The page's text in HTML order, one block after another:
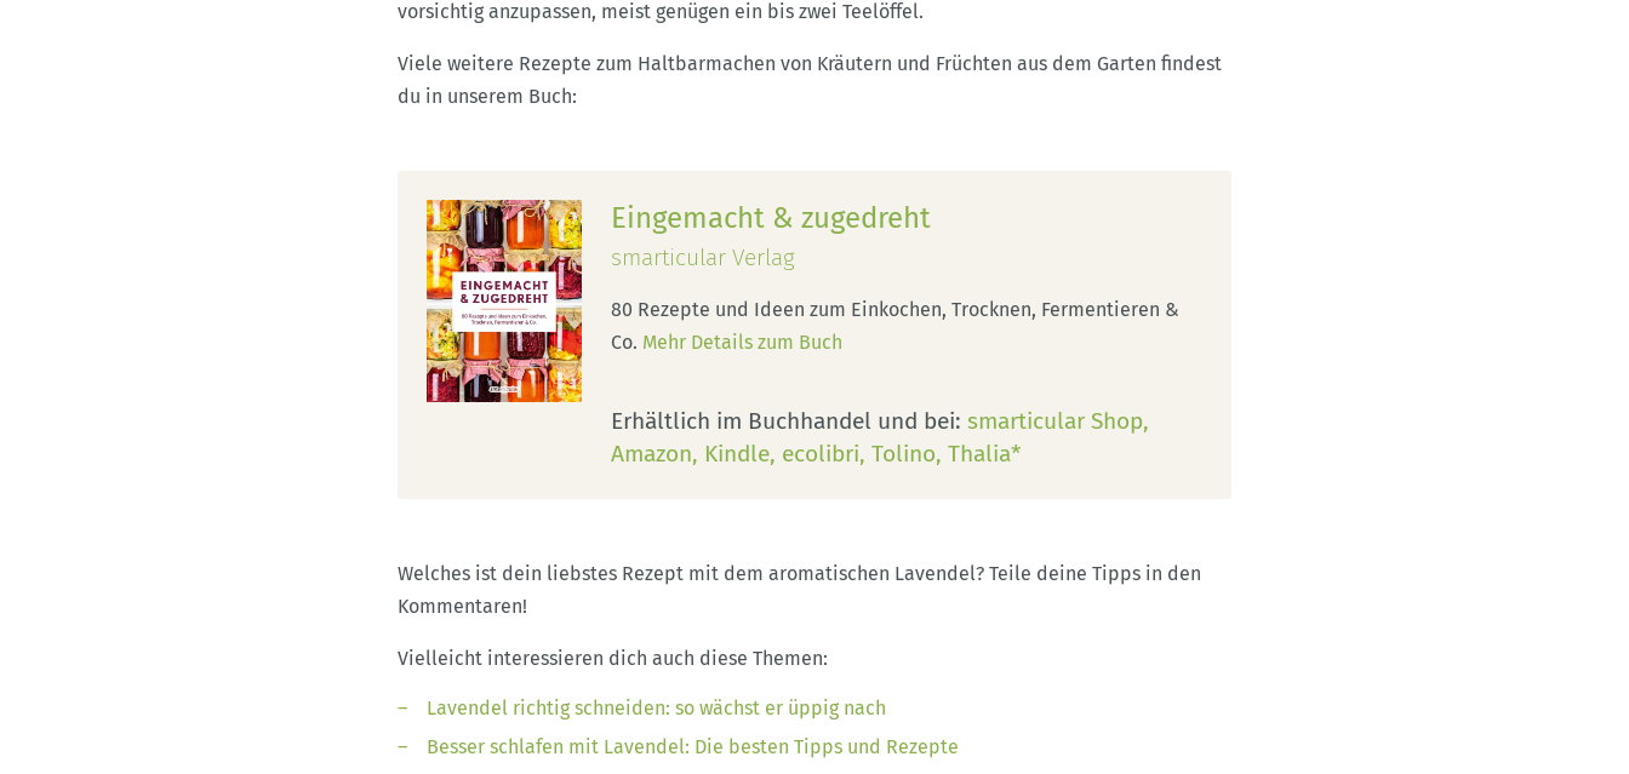
vorsichtig anzupassen, meist genügen ein bis zwei Teelöffel.
Viele weitere Rezepte zum Haltbarmachen von Kräutern und Früchten aus dem Garten findest
du in unserem Buch:
Eingemacht & zugedreht
smarticular Verlag
80 Rezepte und Ideen zum Einkochen, Trocknen, Fermentieren &
Co. Mehr Details zum Buch
Erhältlich im Buchhandel und bei: smarticular Shop
Amazon Kindle ecolibri Tolino Thalia*
Welches ist dein liebstes Rezept mit dem aromatischen Lavendel? Teile deine Tipps in den
Kommentaren!
Vielleicht interessieren dich auch diese Themen:
Lavendel richtig schneiden: so wächst er üppig nach
Besser schlafen mit Lavendel: Die besten Tipps und Rezepte